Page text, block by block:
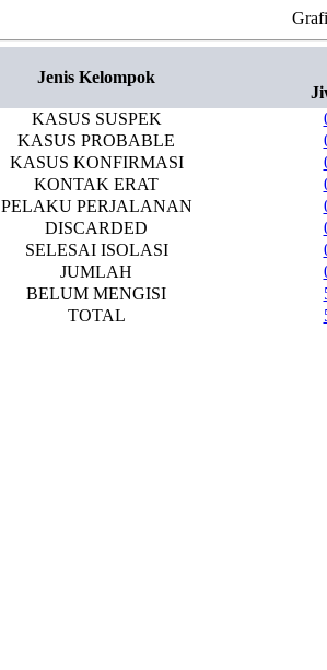
Jenis Kelompok
KASUS SUSPEK
KASUS PROBABLE
KASUS KONFIRMASI
KONTAK ERAT
PELAKU PERJALANAN
DISCARDED
SELESAI ISOLASI
JUMLAH
BELUM MENGISI
TOTAL